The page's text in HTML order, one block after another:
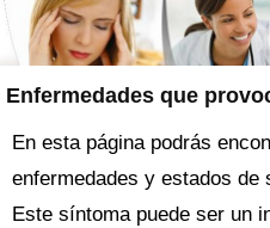
Enfermedades que
En esta página podrás
enfermedades y estados de
Este síntoma puede ser un